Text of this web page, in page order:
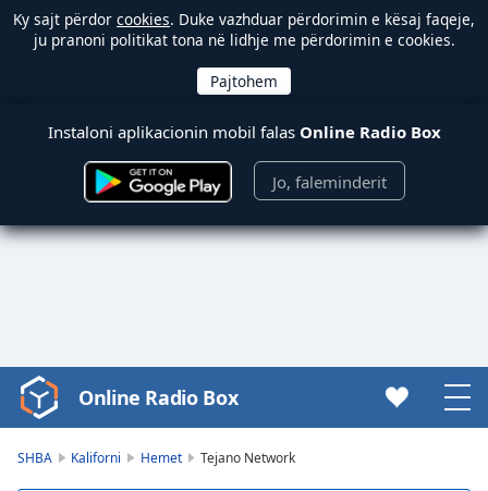
Ky sajt përdor cookies. Duke vazhduar përdorimin e kësaj faqeje,
ju pranoni politikat tona në lidhje me përdorimin e cookies.
Instaloni aplikacionin mobil falas Online Radio Box
Jo, faleminderit
Video
Player
Online Radio Box
SHBA Kaliforni Hemet Tejano Network